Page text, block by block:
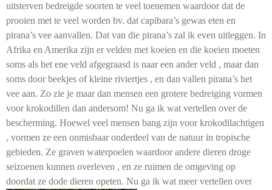
uitsterven bedreigde soorten te veel toenemen waardoor dat de
prooien met te veel worden bv. dat capibara’s gewas eten en
pirana’s vee aanvallen. Dat van die pirana’s zal ik even uitleggen. In
Afrika en Amerika zijn er velden met koeien en die koeien moeten
soms als het ene veld afgegraasd is naar een ander veld , maar dan
soms door beekjes of kleine riviertjes , en dan vallen pirana’s het
vee aan. Zo zie je maar dan mensen een grotere bedreiging vormen
voor krokodillen dan andersom! Nu ga ik wat vertellen over de
bescherming. Hoewel veel mensen bang zijn voor krokodilachtigen
, vormen ze een onmisbaar onderdeel van de natuur in tropische
gebieden. Ze graven waterpoelen waardoor andere dieren droge
seizoenen kunnen overleven , en ze ruimen de omgeving op
doordat ze dode dieren opeten. Nu ga ik wat meer vertellen over